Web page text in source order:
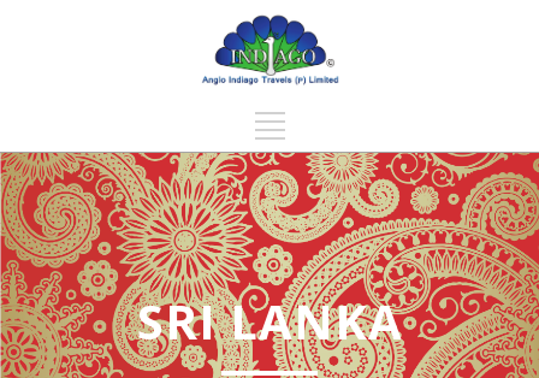
SRI LANKA